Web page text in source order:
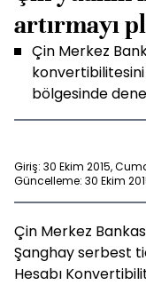
artırmayı
Çin Merkez
bölgesinde
Giriş: 30 Ekim 2015,
Güncelleme: 30 Ekim
Çin Merkez
Şanghay serbest
Hesabı